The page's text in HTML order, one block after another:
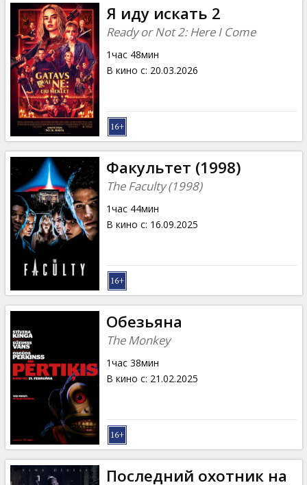
Я иду искать 2
Ready or Not 2: Here I Come
1час 48мин
В кино с: 20.03.2026
Факультет (1998)
The Faculty (1998)
1час 44мин
В кино с: 16.09.2025
Обезьяна
The Monkey
1час 38мин
В кино с: 21.02.2025
Последний охотник на